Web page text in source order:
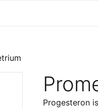
Progesteron